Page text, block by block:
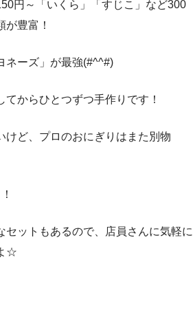
円～「いくら」「すじこ」など300
が豊富！
ネーズ」が最強(#^^#)
からひとつずつ手作りです！
けど、プロのおにぎりはまた別物
セットもあるので、店員さんに気軽に
☆